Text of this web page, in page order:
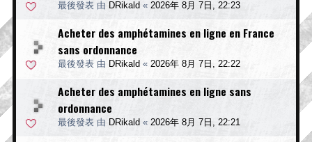
最後發表 由 DRikald « 2026年 8月 7日, 22:23
Acheter des amphétamines en ligne en France
sans ordonnance
最後發表 由 DRikald « 2026年 8月 7日, 22:22
Acheter des amphétamines en ligne sans
ordonnance
最後發表 由 DRikald « 2026年 8月 7日, 22:21